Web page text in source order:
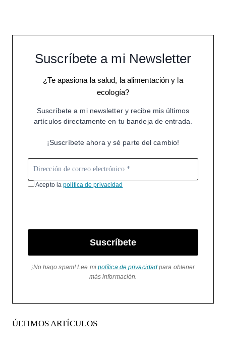
Suscríbete a mi Newsletter
¿Te apasiona la salud, la alimentación y la
ecología?
Suscríbete a mi newsletter y recibe mis últimos
artículos directamente en tu bandeja de entrada.
¡Suscríbete ahora y sé parte del cambio!
Acepto lapolítica de privacidad
Suscríbete
¡No hago spam! Lee mi política de privacidad para obtener
más información.
ÚLTIMOS ARTÍCULOS